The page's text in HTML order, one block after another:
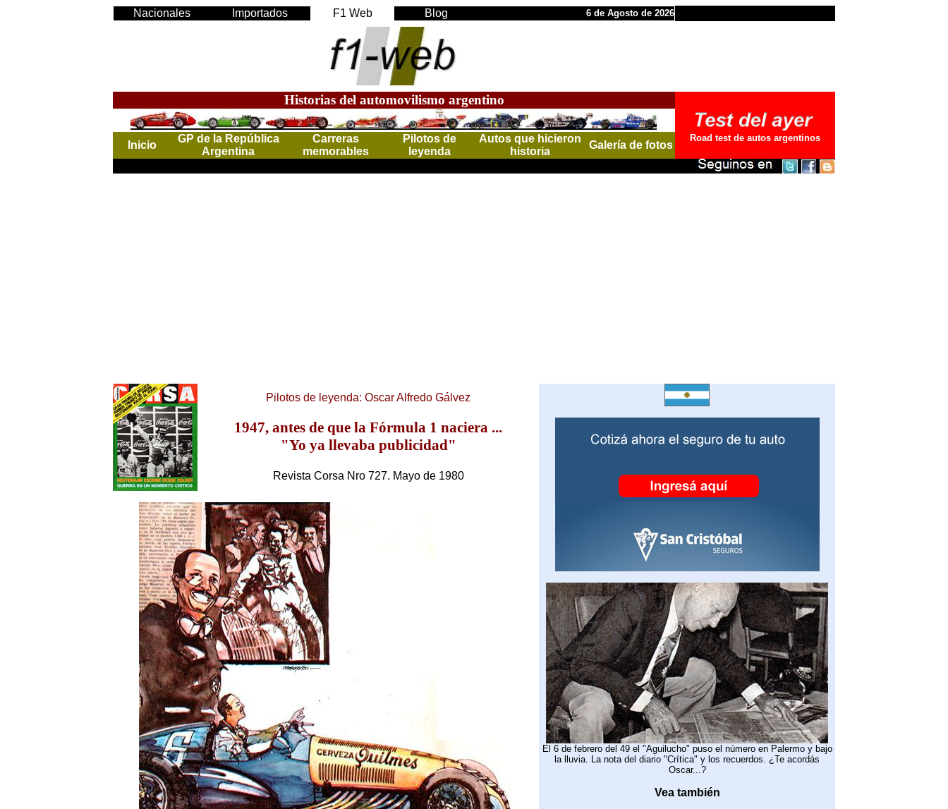
Nacionales Importados F1 Web Blog 6 de Agosto de 2026
Historias del automovilismo argentino
Road test de autos argentinos
Inicio
GP de la República
Argentina
Carreras
memorables
Pilotos de
leyenda
Autos que hicieron
historia
Galería de fotos
Pilotos de leyenda: Oscar Alfredo Gálvez
1947, antes de que la Fórmula 1 naciera ...
"Yo ya llevaba publicidad"
Revista Corsa Nro 727. Mayo de 1980
El 6 de febrero del 49 el "Aguilucho" puso el número en Palermo y bajo
la lluvia. La nota del diario "Crítica" y los recuerdos. ¿Te acordás
Oscar...?
Vea también